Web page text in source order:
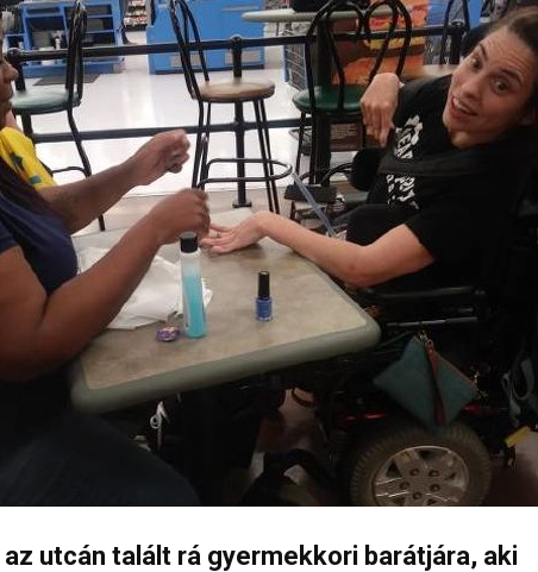
az utcán talált rá gyermekkori barátjára, aki